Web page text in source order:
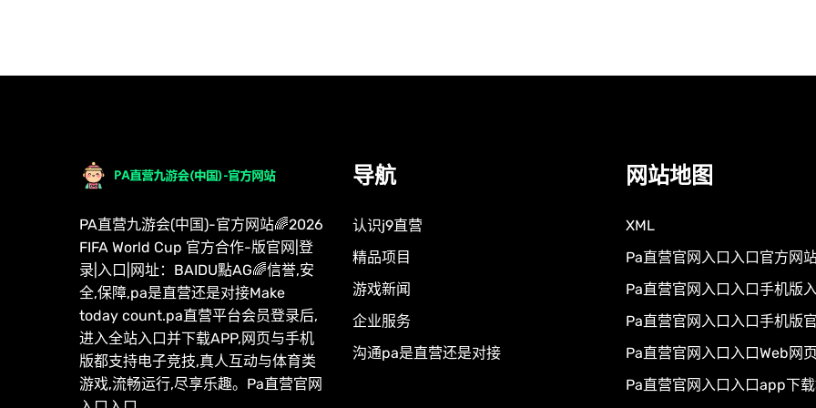
PA直营九游会(中国)-官方网站🌈2026
FIFA World Cup 官方合作-版官网|登
录|入口|网址：BAIDU點AG🌈信誉,安
全,保障,pa是直营还是对接Make
today count.pa直营平台会员登录后,
进入全站入口并下载APP,网页与手机
版都支持电子竞技,真人互动与体育类
游戏,流畅运行,尽享乐趣。Pa直营官网
导航
认识j9直营
精品项目
游戏新闻
企业服务
沟通pa是直营还是对接
网站地图
XML
Pa直营官网入口入口官方网
Pa直营官网入口入口手机版
Pa直营官网入口入口手机版
Pa直营官网入口入口Web网
Pa直营官网入口入口app下